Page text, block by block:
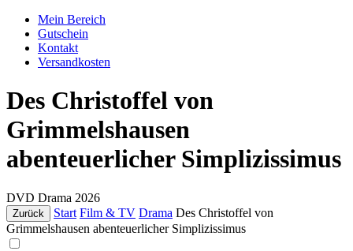
Mein Bereich
Gutschein
Kontakt
Versandkosten
Des Christoffel von
Grimmelshausen
abenteuerlicher Simplizissimus
DVD Drama 2026
Zurück Start Film & TV Drama Des Christoffel von
Grimmelshausen abenteuerlicher Simplizissimus